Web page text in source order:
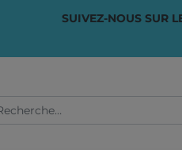
SUIVEZ-NOUS SUR